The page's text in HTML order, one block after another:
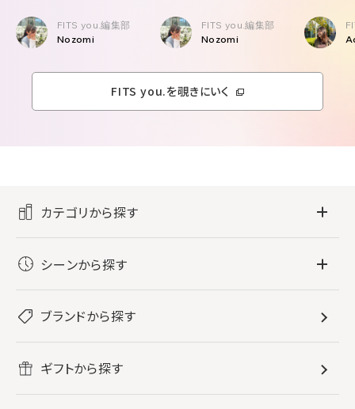
FITS you.編集部
Nozomi
FITS you.編集部
Nozomi
FITS you.を覗きにいく
カテゴリから探す
レディース香水
メンズ香水
ボディミスト・スプレー
バス・ボディケア
すべてのバス・ボディケア
ボディ・ハンドクリーム
入浴剤
ホームフレグランス
ルームフレグランス
シーンから探す
リフレッシュしたい
ブランドから探す
ギフトから探す